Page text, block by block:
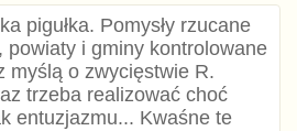
pigułka. Pomysły rzucane
powiaty i gminy kontrolowane
myślą o zwycięstwie R.
trzeba realizować choć
entuzjazmu... Kwaśne te